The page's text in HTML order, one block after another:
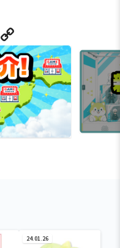
Line
24.01.26